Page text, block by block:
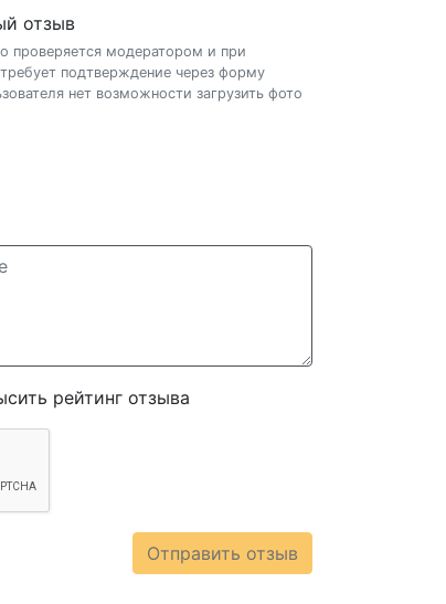
отзыв
проверяется модератором и при
подтверждение через форму
нет возможности загрузить фото
рейтинг отзыва
Отправить отзыв